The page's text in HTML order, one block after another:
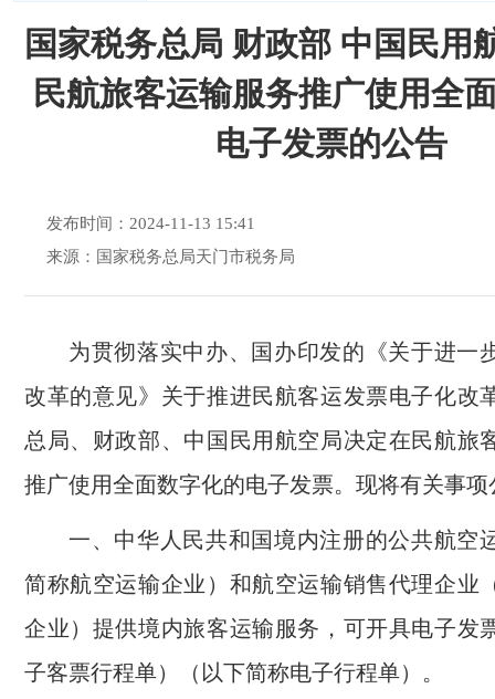
国家税务总局 财政部 中国民用
民航旅客运输服务推广使用全
电子发票的公告
发布时间：2024-11-13 15:41
来源：国家税务总局天门市税务局
为贯彻落实中办、国办印发的《关于进一
改革的意见》关于推进民航客运发票电子化改
总局、财政部、中国民用航空局决定在民航旅
推广使用全面数字化的电子发票。现将有关事项
一、中华人民共和国境内注册的公共航空
简称航空运输企业）和航空运输销售代理企业
企业）提供境内旅客运输服务，可开具电子发
子客票行程单）（以下简称电子行程单）。